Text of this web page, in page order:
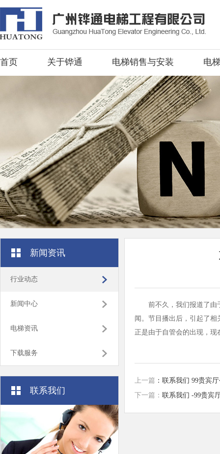
首页 关于铧通 电梯销售与安装 电
新闻资讯
行业动态
新闻中心
电梯资讯
下载服务
联系我们
前不久，我们报道了由
闻。节目播出后，引起了
正是由于自管会的出现，
上一篇 ：联系我们 99贵宾
下一篇： 联系我们 -99贵宾